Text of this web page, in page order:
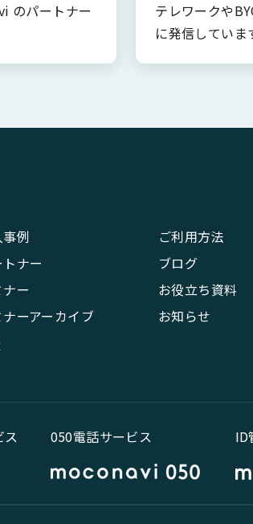
のパートナー
テレワークや
に発信していま
例
ナー
ー
ーアーカイブ
ご利用方法
ブログ
お役立ち資料
お知らせ
ス 050電話サービス ID